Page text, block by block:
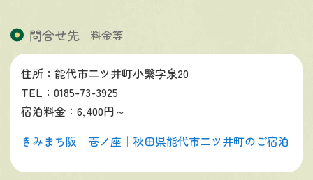
問合せ先 料金等
住所：能代市二ツ井町小繋字泉20
TEL：0185-73-3925
宿泊料金：6,400円～
きみまち阪 壱ノ座｜秋田県能代市二ツ井町のご宿泊